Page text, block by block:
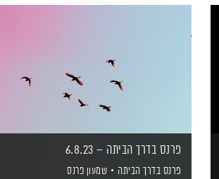
פרנס בדרך הביתה – 6.8.23
פרנס בדרך הביתה שמעון פרנס